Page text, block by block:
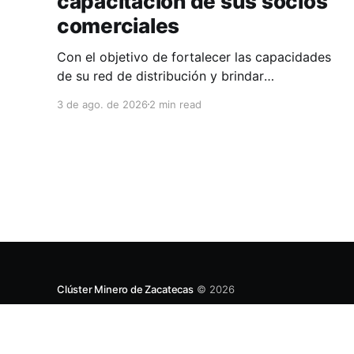
comerciales
Con el objetivo de fortalecer las capacidades
de su red de distribución y brindar
desempeño comercial y técnico, Milwaukee
3 de ago. de 2026 2 min read
Clúster Minero de Zacatecas© 2026